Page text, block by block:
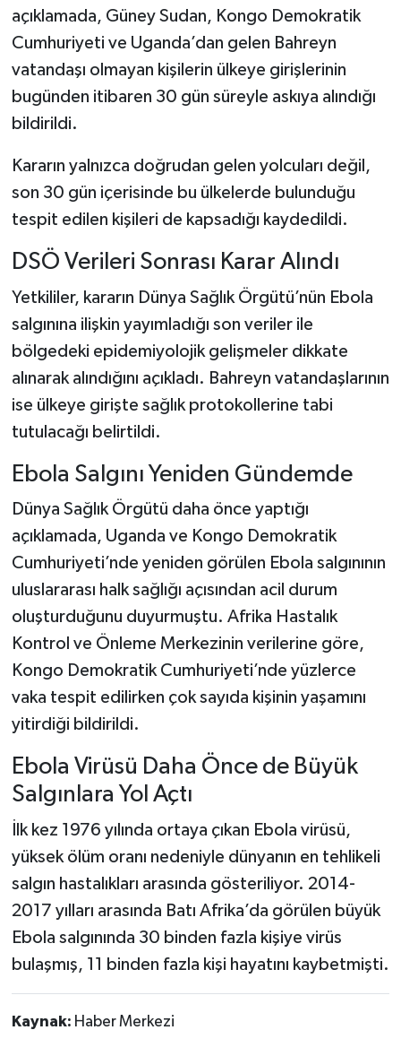
açıklamada, Güney Sudan, Kongo Demokratik
Cumhuriyeti ve Uganda’dan gelen Bahreyn
vatandaşı olmayan kişilerin ülkeye girişlerinin
bugünden itibaren 30 gün süreyle askıya alındığı
bildirildi.
Kararın yalnızca doğrudan gelen yolcuları değil,
son 30 gün içerisinde bu ülkelerde bulunduğu
tespit edilen kişileri de kapsadığı kaydedildi.
DSÖ Verileri Sonrası Karar Alındı
Yetkililer, kararın Dünya Sağlık Örgütü’nün Ebola
salgınına ilişkin yayımladığı son veriler ile
bölgedeki epidemiyolojik gelişmeler dikkate
alınarak alındığını açıkladı. Bahreyn vatandaşlarının
ise ülkeye girişte sağlık protokollerine tabi
tutulacağı belirtildi.
Ebola Salgını Yeniden Gündemde
Dünya Sağlık Örgütü daha önce yaptığı
açıklamada, Uganda ve Kongo Demokratik
Cumhuriyeti’nde yeniden görülen Ebola salgınının
uluslararası halk sağlığı açısından acil durum
oluşturduğunu duyurmuştu. Afrika Hastalık
Kontrol ve Önleme Merkezinin verilerine göre,
Kongo Demokratik Cumhuriyeti’nde yüzlerce
vaka tespit edilirken çok sayıda kişinin yaşamını
yitirdiği bildirildi.
Ebola Virüsü Daha Önce de Büyük
Salgınlara Yol Açtı
İlk kez 1976 yılında ortaya çıkan Ebola virüsü,
yüksek ölüm oranı nedeniyle dünyanın en tehlikeli
salgın hastalıkları arasında gösteriliyor. 2014-
2017 yılları arasında Batı Afrika’da görülen büyük
Ebola salgınında 30 binden fazla kişiye virüs
bulaşmış, 11 binden fazla kişi hayatını kaybetmişti.
Kaynak: Haber Merkezi